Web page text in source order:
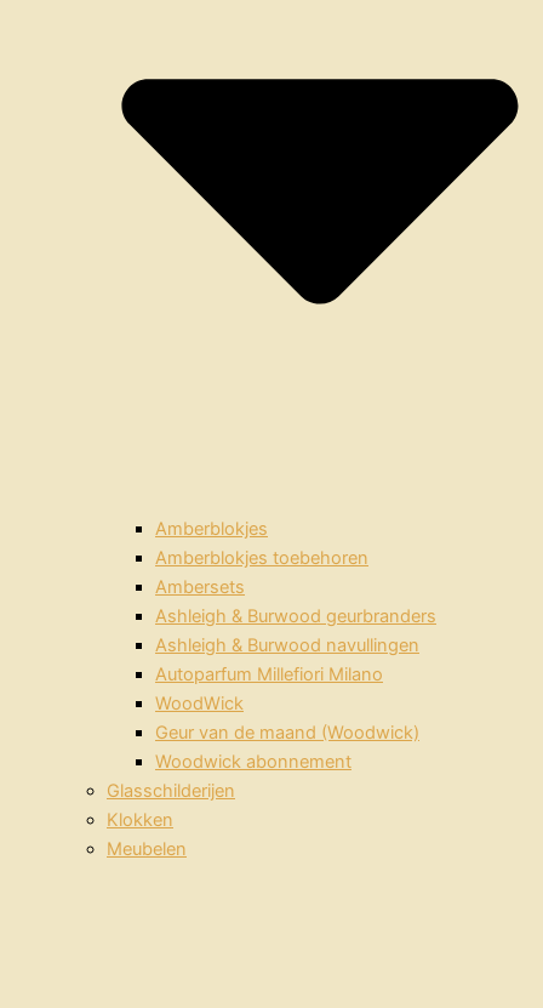
Amberblokjes
Amberblokjes toebehoren
Ambersets
Ashleigh & Burwood geurbranders
Ashleigh & Burwood navullingen
Autoparfum Millefiori Milano
WoodWick
Geur van de maand (Woodwick)
Woodwick abonnement
Glasschilderijen
Klokken
Meubelen